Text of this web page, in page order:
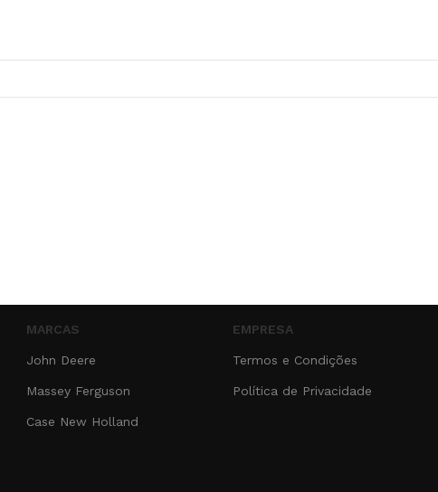
MARCAS
John Deere
Massey Ferguson
Case New Holland
EMPRESA
Termos e Condições
Política de Privacidade